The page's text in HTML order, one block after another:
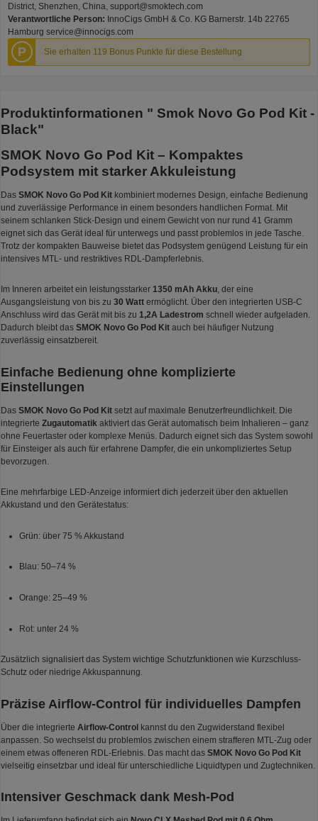
District, Shenzhen, China, support@smoktech.com
Verantwortliche Person: InnoCigs GmbH & Co. KG Barnerstr. 14b 22765
Hamburg service@innocigs.com
P Sie erhalten 119 Bonus Punkte für diese Bestellung
Produktinformationen " Smok Novo Go Pod Kit -
Black"
SMOK Novo Go Pod Kit – Kompaktes
Podsystem mit starker Akkuleistung
Das SMOK Novo Go Pod Kit kombiniert modernes Design, einfache Bedienung
und zuverlässige Performance in einem besonders handlichen Format. Mit
seinem schlanken Stick-Design und einem Gewicht von nur rund 41 Gramm
eignet sich das Gerät ideal für unterwegs und passt problemlos in jede Tasche.
Trotz der kompakten Bauweise bietet das Podsystem genügend Leistung für ein
intensives MTL- und restriktives RDL-Dampferlebnis.
Im Inneren arbeitet ein leistungsstarker 1350 mAh Akku, der eine
Ausgangsleistung von bis zu 30 Watt ermöglicht. Über den integrierten USB-C
Anschluss wird das Gerät mit bis zu 1,2A Ladestrom schnell wieder aufgeladen.
Dadurch bleibt das SMOK Novo Go Pod Kit auch bei häufiger Nutzung
zuverlässig einsatzbereit.
Einfache Bedienung ohne komplizierte
Einstellungen
Das SMOK Novo Go Pod Kit setzt auf maximale Benutzerfreundlichkeit. Die
integrierte Zugautomatik aktiviert das Gerät automatisch beim Inhalieren – ganz
ohne Feuertaster oder komplexe Menüs. Dadurch eignet sich das System sowohl
für Einsteiger als auch für erfahrene Dampfer, die ein unkompliziertes Setup
bevorzugen.
Eine mehrfarbige LED-Anzeige informiert dich jederzeit über den aktuellen
Akkustand und den Gerätestatus:
Grün: über 75 % Akkustand
Blau: 50–74 %
Orange: 25–49 %
Rot: unter 24 %
Zusätzlich signalisiert das System wichtige Schutzfunktionen wie Kurzschluss-
Schutz oder niedrige Akkuspannung.
Präzise Airflow-Control für individuelles Dampfen
Über die integrierte Airflow-Control kannst du den Zugwiderstand flexibel
anpassen. So wechselst du problemlos zwischen einem strafferen MTL-Zug oder
einem etwas offeneren RDL-Erlebnis. Das macht das SMOK Novo Go Pod Kit
vielseitig einsetzbar und ideal für unterschiedliche Liquidtypen und Zugtechniken.
Intensiver Geschmack dank Mesh-Pod